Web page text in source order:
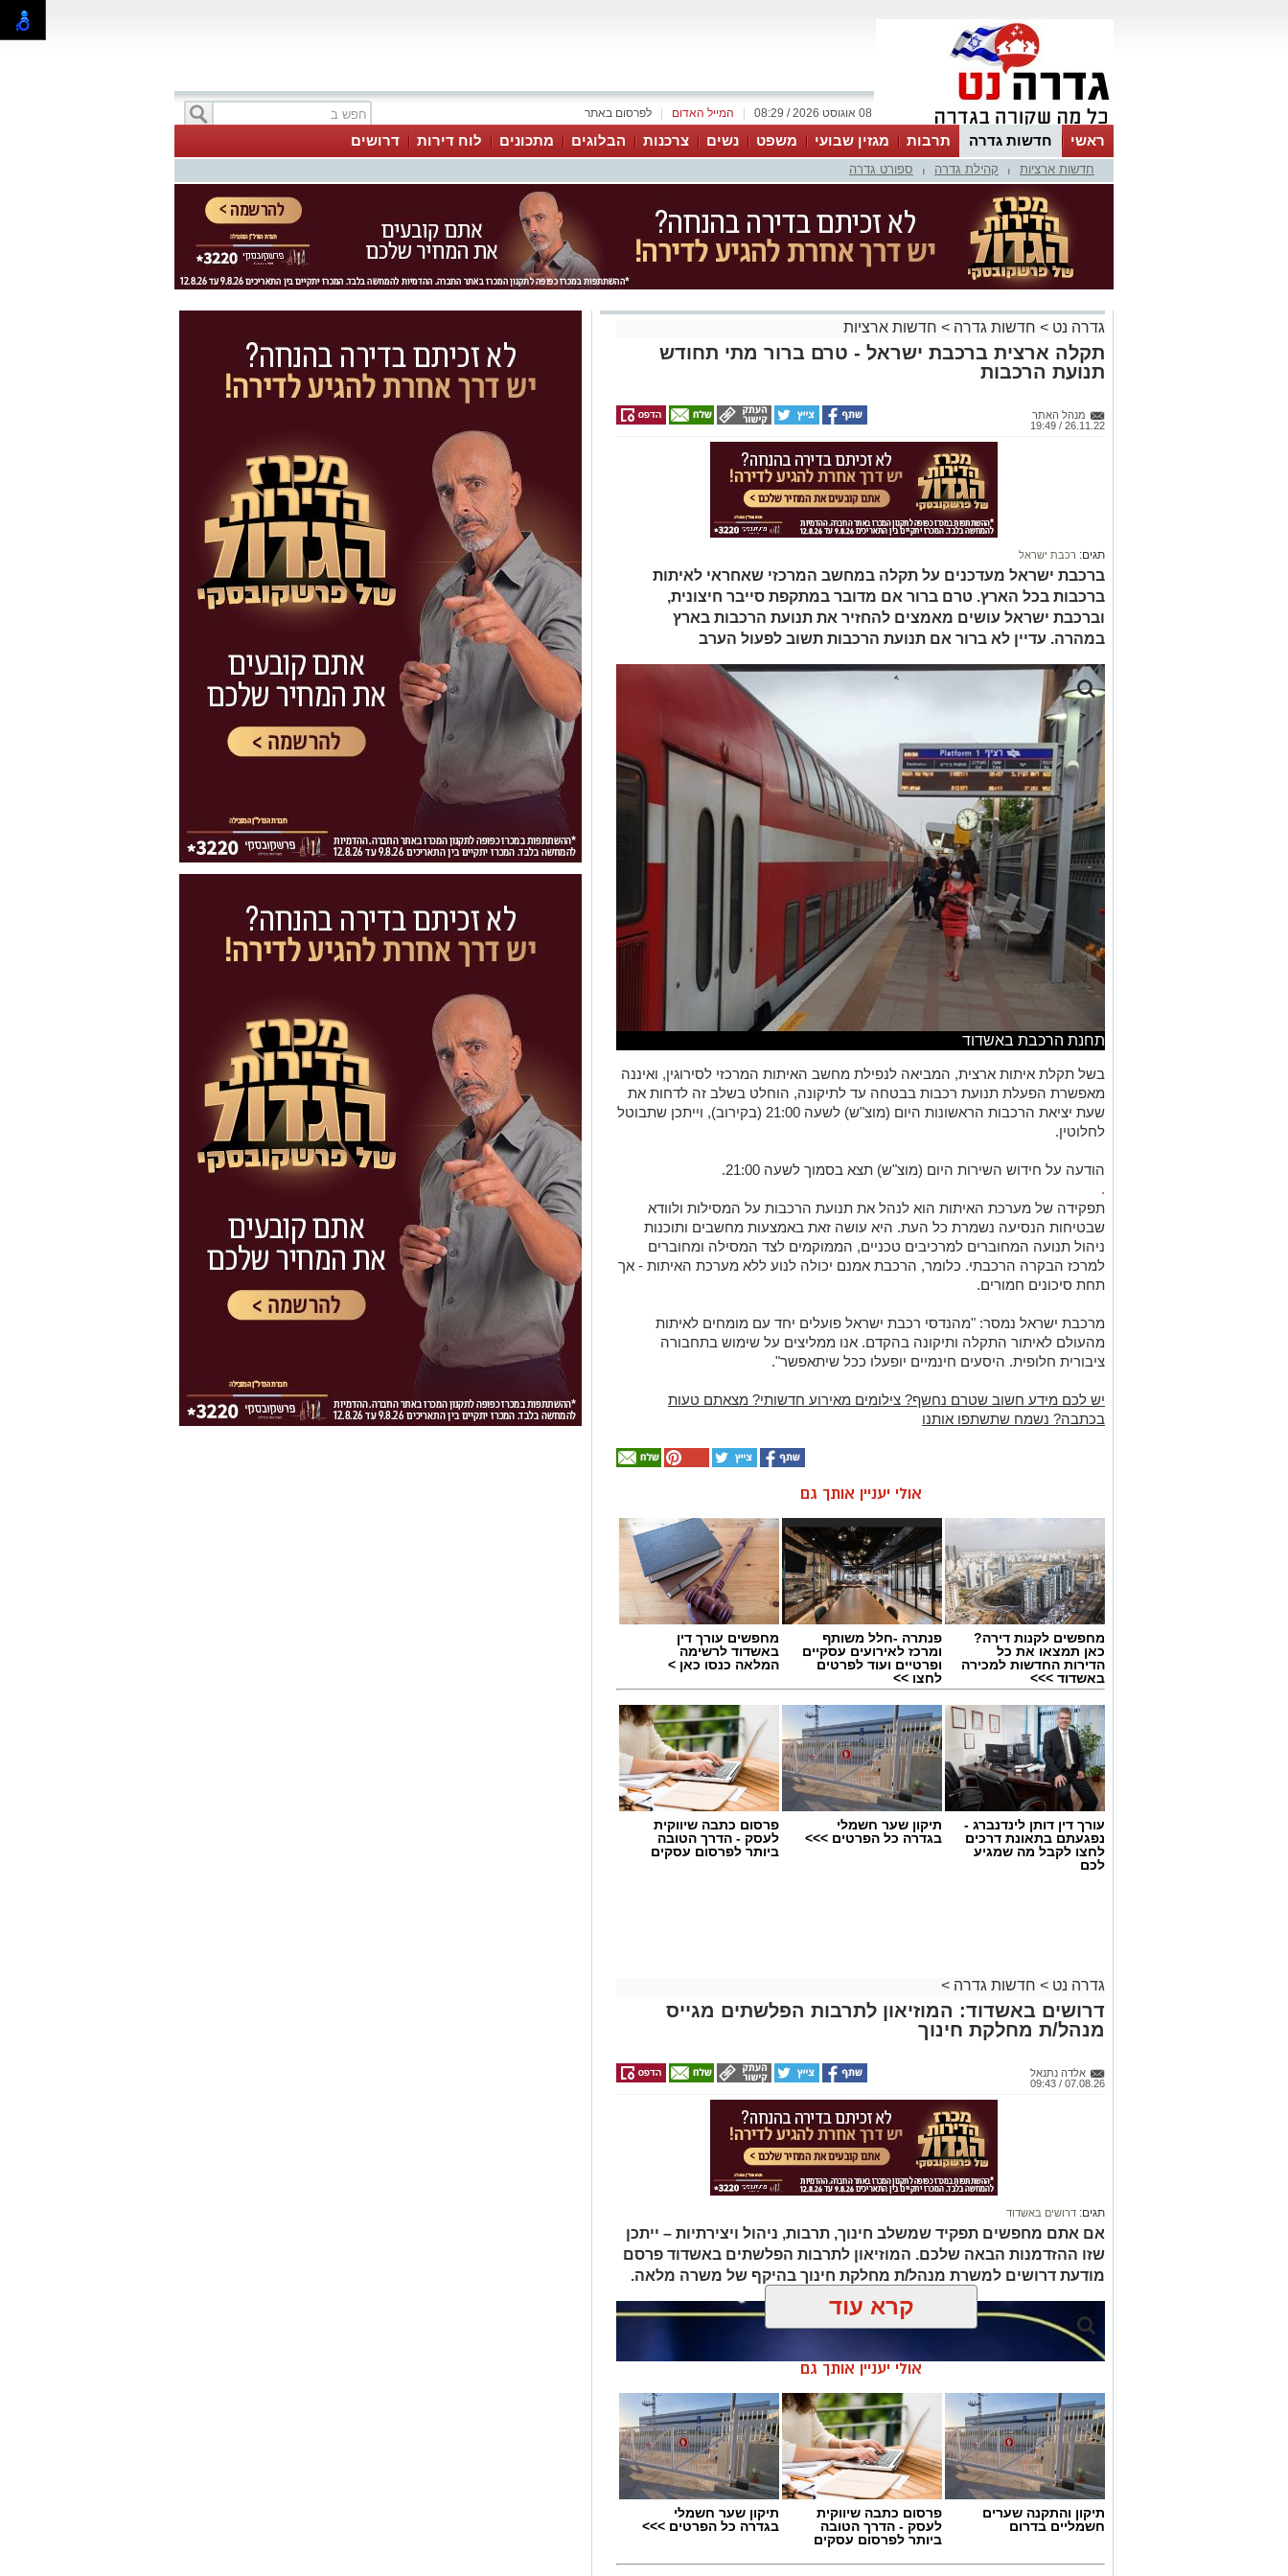
לפרסום באתר המייל האדום 08 אוגוסט 2026 / 08:29
ראשי חדשות גדרה תרבות מגזין שבועי משפט נשים צרכנות הבלוגים מתכונים לוח דירות דרושים
חדשות ארציות קהילת גדרה ספורט גדרה
גדרה נט > חדשות גדרה > חדשות ארציות
תקלה ארצית ברכבת ישראל - טרם ברור מתי תחודש
תנועת הרכבות
מנהל האתר
26.11.22 / 19:49
תגים: רכבת ישראל
ברכבת ישראל מעדכנים על תקלה במחשב המרכזי שאחראי לאיתות
ברכבות בכל הארץ. טרם ברור אם מדובר במתקפת סייבר חיצונית,
וברכבת ישראל עושים מאמצים להחזיר את תנועת הרכבות בארץ
במהרה. עדיין לא ברור אם תנועת הרכבות תשוב לפעול הערב
תחנת הרכבת באשדוד
בשל תקלת איתות ארצית, המביאה לנפילת מחשב האיתות המרכזי לסירוגין, ואיננה
מאפשרת הפעלת תנועת רכבות בבטחה עד לתיקונה, הוחלט בשלב זה לדחות את
שעת יציאת הרכבות הראשונות היום (מוצ"ש) לשעה 21:00 (בקירוב), וייתכן שתבוטל
לחלוטין.
הודעה על חידוש השירות היום (מוצ"ש) תצא בסמוך לשעה 21:00.
.
תפקידה של מערכת האיתות הוא לנהל את תנועת הרכבות על המסילות ולוודא
שבטיחות הנסיעה נשמרת כל העת. היא עושה זאת באמצעות מחשבים ותוכנות
ניהול תנועה המחוברים למרכיבים טכניים, הממוקמים לצד המסילה ומחוברים
למרכז הבקרה הרכבתי. כלומר, הרכבת אמנם יכולה לנוע ללא מערכת האיתות - אך
תחת סיכונים חמורים.
מרכבת ישראל נמסר: "מהנדסי רכבת ישראל פועלים יחד עם מומחים לאיתות
מהעולם לאיתור התקלה ותיקונה בהקדם. אנו ממליצים על שימוש בתחבורה
ציבורית חלופית. היסעים חינמיים יופעלו ככל שיתאפשר".
יש לכם מידע חשוב שטרם נחשף? צילומים מאירוע חדשותי? מצאתם טעות
בכתבה? נשמח שתשתפו אותנו
אולי יעניין אותך גם
מחפשים לקנות דירה?
כאן תמצאו את כל
הדירות החדשות למכירה
באשדוד >>>
פנתרה -חלל משותף
ומרכז לאירועים עסקיים
ופרטיים ועוד לפרטים
לחצו >>
מחפשים עורך דין
באשדוד לרשימה
המלאה כנסו כאן >
עורך דין דותן לינדנברג -
נפגעתם בתאונת דרכים
לחצו לקבל מה שמגיע
לכם
תיקון שער חשמלי
בגדרה כל הפרטים >>>
פרסום כתבה שיווקית
לעסק - הדרך הטובה
ביותר לפרסום עסקים
גדרה נט > חדשות גדרה >
דרושים באשדוד: המוזיאון לתרבות הפלשתים מגייס
מנהל/ת מחלקת חינוך
אלדה נתנאל
07.08.26 / 09:43
תגים: דרושים באשדוד
אם אתם מחפשים תפקיד שמשלב חינוך, תרבות, ניהול ויצירתיות – ייתכן
שזו ההזדמנות הבאה שלכם. המוזיאון לתרבות הפלשתים באשדוד פרסם
מודעת דרושים למשרת מנהל/ת מחלקת חינוך בהיקף של משרה מלאה.
קרא עוד
אולי יעניין אותך גם
תיקון והתקנה שערים
חשמליים בדרום
פרסום כתבה שיווקית
לעסק - הדרך הטובה
ביותר לפרסום עסקים
תיקון שער חשמלי
בגדרה כל הפרטים >>>